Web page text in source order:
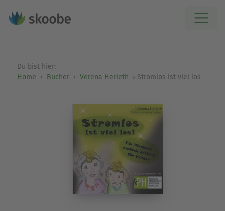
Du bist hier:
Home
Bücher Verena Herleth Stromlos ist viel los